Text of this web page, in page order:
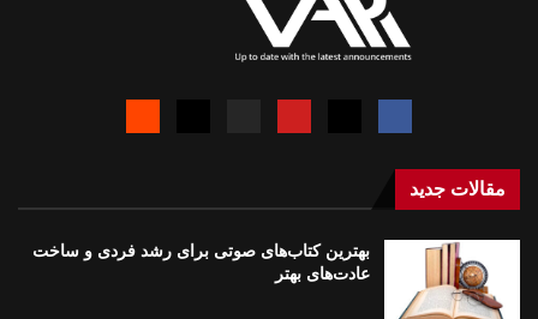
مقالات جدید
بهترین کتاب‌های صوتی برای رشد فردی و ساخت
عادت‌های بهتر